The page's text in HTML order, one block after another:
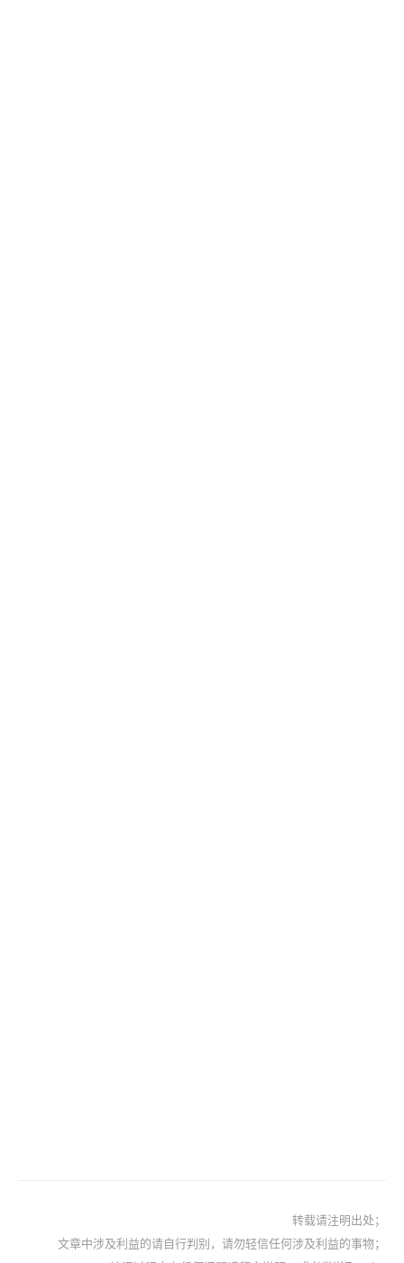
转载请注明出处；
文章中涉及利益的请自行判别，请勿轻信任何涉及利益的事物；